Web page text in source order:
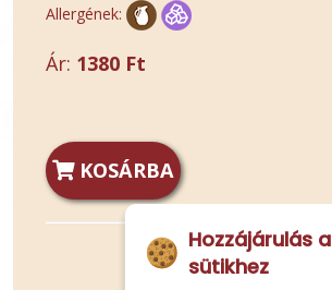
Allergének:
Ár: 1380 Ft
KOSÁRBA
Hozzájárulás a
sütikhez